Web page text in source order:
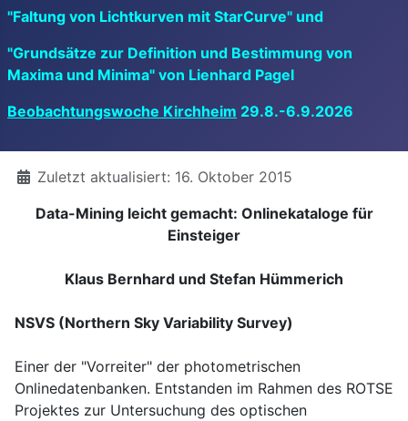
"Faltung von Lichtkurven mit StarCurve" und
"Grundsätze zur Definition und Bestimmung von
Maxima und Minima" von Lienhard Pagel
Beobachtungswoche Kirchheim 29.8.-6.9.2026
DetailsZuletzt aktualisiert: 16. Oktober 2015
Data-Mining leicht gemacht: Onlinekataloge für
Einsteiger
Klaus Bernhard und Stefan Hümmerich
NSVS (Northern Sky Variability Survey)
Einer der "Vorreiter" der photometrischen
Onlinedatenbanken. Entstanden im Rahmen des ROTSE
Projektes zur Untersuchung des optischen